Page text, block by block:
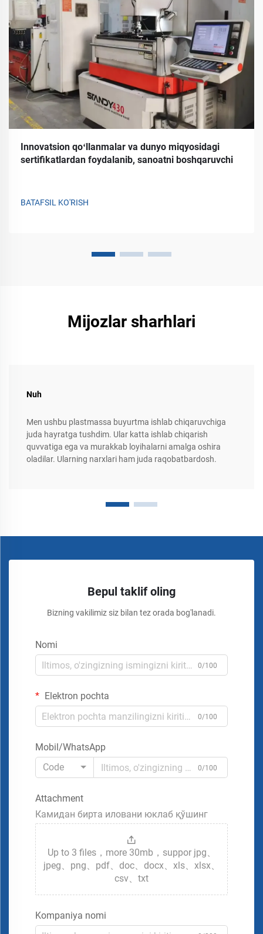
Innovatsion qoʻllanmalar va dunyo miqyosidagi
sertifikatlardan foydalanib, sanoatni boshqaruvchi
BATAFSIL KO'RISH
Mijozlar sharhlari
Nuh
Men ushbu plastmassa buyurtma ishlab chiqaruvchiga
juda hayratga tushdim. Ular katta ishlab chiqarish
quvvatiga ega va murakkab loyihalarni amalga oshira
oladilar. Ularning narxlari ham juda raqobatbardosh.
Bepul taklif oling
Bizning vakilimiz siz bilan tez orada bog'lanadi.
Nomi
0/100
Elektron pochta
0/100
Mobil/WhatsApp
Code
0/100
Attachment
Камидан бирта иловани юклаб қўшинг
Up to 3 files，more 30mb，suppor jpg、
jpeg、png、pdf、doc、docx、xls、xlsx、
csv、txt
Kompaniya nomi